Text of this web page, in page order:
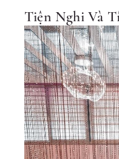
Tiện Nghi Và